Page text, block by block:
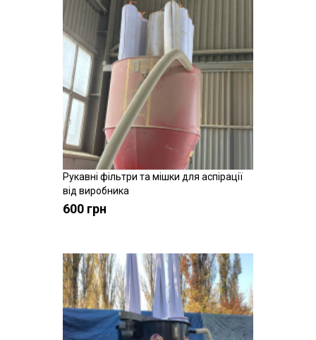
Купити
Рукавні фільтри та мішки для аспірації
від виробника
600 грн